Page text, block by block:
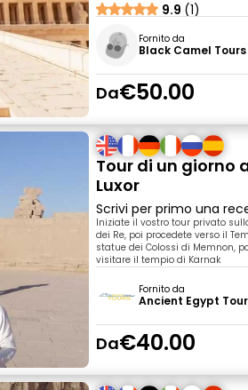
9.9 (1)
Fornito da
Black Camel Tours
Da€50.00
Tour di un giorno
Luxor
Scrivi per primo una
Iniziate il vostro tour privato
dei Re, poi procedete verso il
statue dei Colossi di Memnon,
visitare il tempio di Karnak
Fornito da
Ancient Egypt
Da€40.00